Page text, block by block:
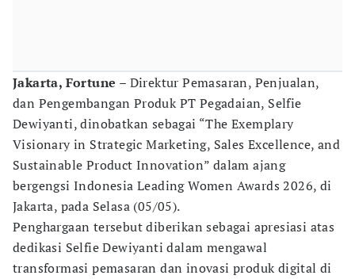
Jakarta, Fortune – Direktur Pemasaran, Penjualan,
dan Pengembangan Produk PT Pegadaian, Selfie
Dewiyanti, dinobatkan sebagai “The Exemplary
Visionary in Strategic Marketing, Sales Excellence, and
Sustainable Product Innovation” dalam ajang
bergengsi Indonesia Leading Women Awards 2026, di
Jakarta, pada Selasa (05/05).
Penghargaan tersebut diberikan sebagai apresiasi atas
dedikasi Selfie Dewiyanti dalam mengawal
transformasi pemasaran dan inovasi produk digital di